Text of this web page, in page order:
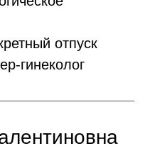
отпуск
гинеколог